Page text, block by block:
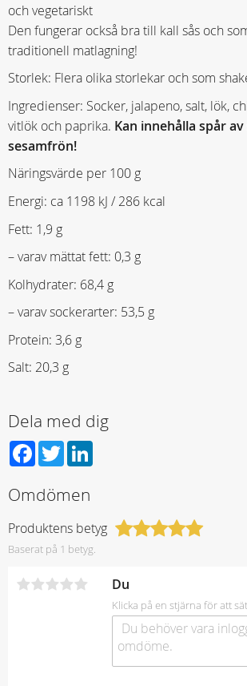
och vegetariskt
Den fungerar också bra till kall sås och
traditionell matlagning!
Storlek: Flera olika storlekar och som
Ingredienser: Socker, jalapeno, salt, lök,
vitlök och paprika. Kan innehålla spår
sesamfrön!
Näringsvärde per 100 g
Energi: ca 1198 kJ / 286 kcal
Fett: 1,9 g
– varav mättat fett: 0,3 g
Kolhydrater: 68,4 g
– varav sockerarter: 53,5 g
Protein: 3,6 g
Salt: 20,3 g
Dela med dig
Facebook
Twitter
Omdömen
Produktens betyg
Baserat på 1 betyg.
Du
Klicka på en stjärna för att